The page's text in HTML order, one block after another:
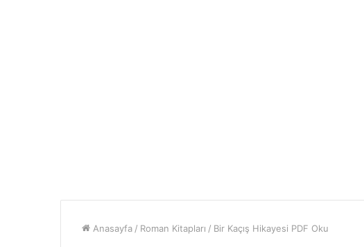
Anasayfa / Roman Kitapları / Bir Kaçış Hikayesi PDF Oku